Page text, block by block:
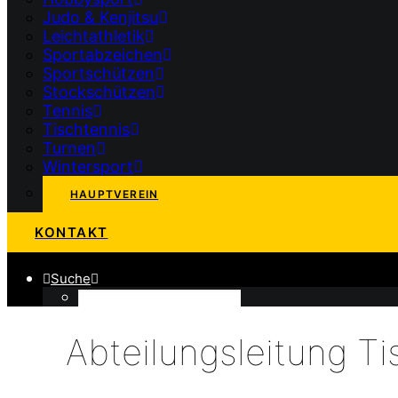
Judo & Kenjitsu
Leichtathletik
Sportabzeichen
Sportschützen
Stockschützen
Tennis
Tischtennis
Turnen
Wintersport
HAUPTVEREIN
KONTAKT
Suche
Abteilungsleitung